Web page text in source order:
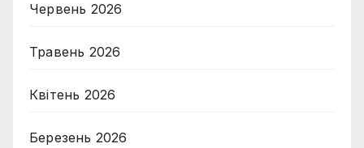
Червень 2026
Травень 2026
Квітень 2026
Березень 2026